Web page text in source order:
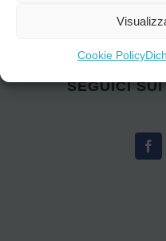
Cookie Policy
SEGUICI